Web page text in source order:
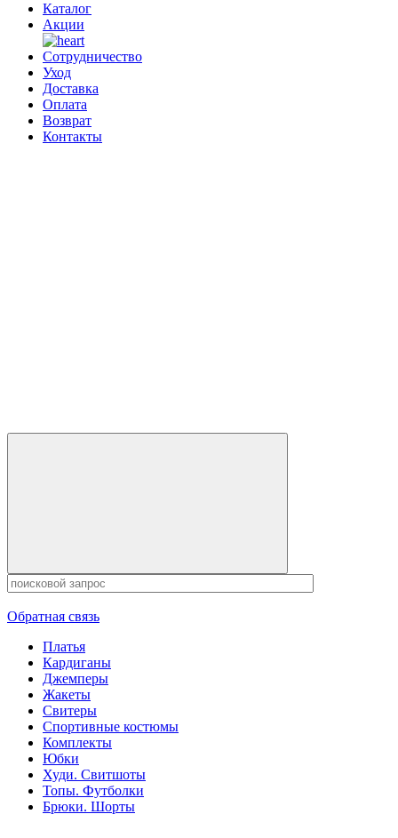
Каталог
Акции
Сотрудничество
Уход
Доставка
Оплата
Возврат
Контакты
Обратная связь
Платья
Кардиганы
Джемперы
Жакеты
Свитеры
Спортивные костюмы
Комплекты
Юбки
Худи. Свитшоты
Топы. Футболки
Брюки. Шорты